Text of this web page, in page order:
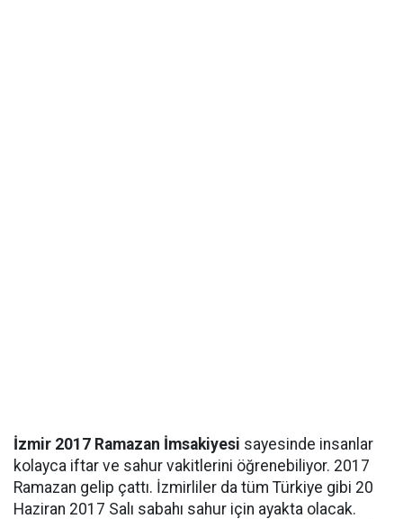
İzmir 2017 Ramazan İmsakiyesi sayesinde insanlar
kolayca iftar ve sahur vakitlerini öğrenebiliyor. 2017
Ramazan gelip çattı. İzmirliler da tüm Türkiye gibi 20
Haziran 2017 Salı sabahı sahur için ayakta olacak.